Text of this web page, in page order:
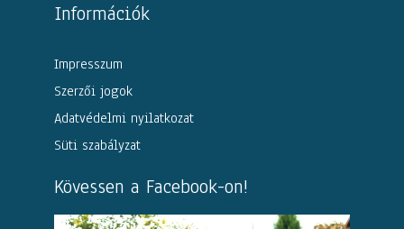
Információk
Impresszum
Szerzői jogok
Adatvédelmi nyilatkozat
Süti szabályzat
Kövessen a Facebook-on!